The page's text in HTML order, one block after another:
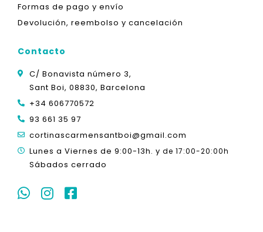
Formas de pago y envío
Devolución, reembolso y cancelación
Contacto
C/ Bonavista número 3,
Sant Boi, 08830, Barcelona
+34 606770572
93 661 35 97
cortinascarmensantboi@gmail.com
Lunes a Viernes de 9:00-13h. y de 17:00-20:00h
Sábados cerrado